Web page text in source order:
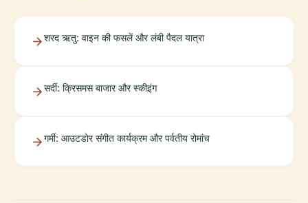
शरद ऋतु: वाइन की फसलें और लंबी पैदल यात्रा
सर्दी: क्रिसमस बाजार और स्कीइंग
गर्मी: आउटडोर संगीत कार्यक्रम और पर्वतीय रोमांच